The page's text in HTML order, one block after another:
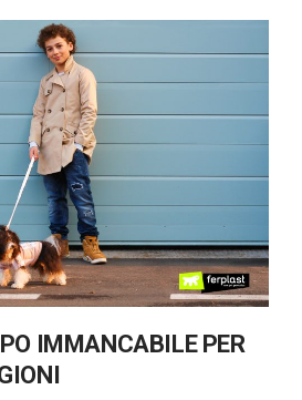
IMMANCABILE PER